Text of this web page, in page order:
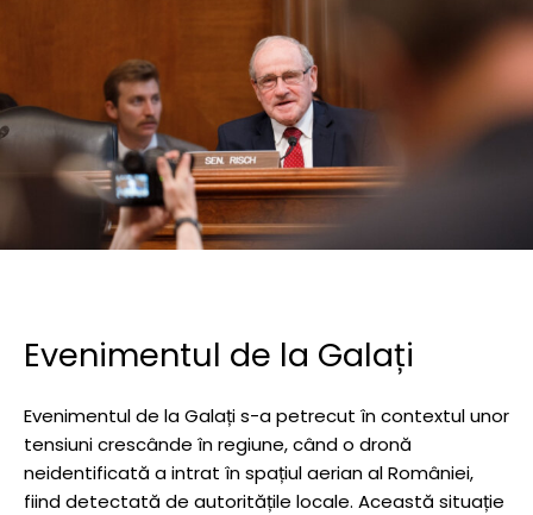
Evenimentul de la Galați
Evenimentul de la Galați s-a petrecut în contextul unor
tensiuni crescânde în regiune, când o dronă
neidentificată a intrat în spațiul aerian al României,
fiind detectată de autoritățile locale. Această situație